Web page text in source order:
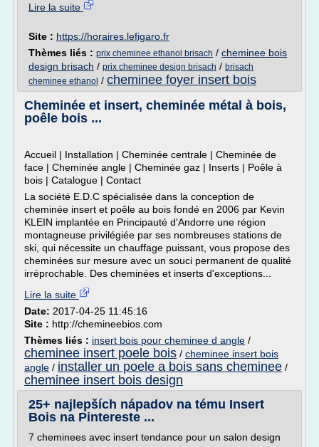
Lire la suite
Site : https://horaires.lefigaro.fr
Thèmes liés : prix cheminee ethanol brisach / cheminee bois
design brisach / prix cheminee design brisach / brisach
cheminee ethanol / cheminee foyer insert bois
Cheminée et insert, cheminée métal à bois,
poêle bois ...
Accueil | Installation | Cheminée centrale | Cheminée de
face | Cheminée angle | Cheminée gaz | Inserts | Poêle à
bois | Catalogue | Contact
La société E.D.C spécialisée dans la conception de
cheminée insert et poêle au bois fondé en 2006 par Kevin
KLEIN implantée en Principauté d'Andorre une région
montagneuse privilégiée par ses nombreuses stations de
ski, qui nécessite un chauffage puissant, vous propose des
cheminées sur mesure avec un souci permanent de qualité
irréprochable. Des cheminées et inserts d'exceptions...
Lire la suite
Date: 2017-04-25 11:45:16
Site : http://chemineebios.com
Thèmes liés : insert bois pour cheminee d angle /
cheminee insert poele bois / cheminee insert bois
angle / installer un poele a bois sans cheminee /
cheminee insert bois design
25+ najlepších nápadov na tému Insert
Bois na Pintereste ...
7 cheminees avec insert tendance pour un salon design